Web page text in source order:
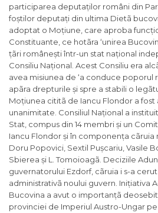
participarea deputaților români din
foștilor deputați din ultima Dietã
adoptat o Moțiune, care aproba
Constituante, ce hotãra ‘unirea
țãri românești într-un stat național
Consiliu Național. Acest Consiliu era
avea misiunea de ‘a conduce poporul
apãra drepturile și spre a stabili o
Moțiunea cititã de Iancu Flondor a
unanimitate. Consiliul Național a
Stat, compus din 14 membri și un
Iancu Flondor și în componența cãruia
Doru Popovici, Sextil Pușcariu, Vasile
Sbierea și L. Tomoioagã. Deciziile
guvernatorului Ezdorf, cãruia i s-a
administrativã noului guvern. Inițiativa
Bucovina a avut o importanțã
provinciei de Imperiul Austro-Ungar